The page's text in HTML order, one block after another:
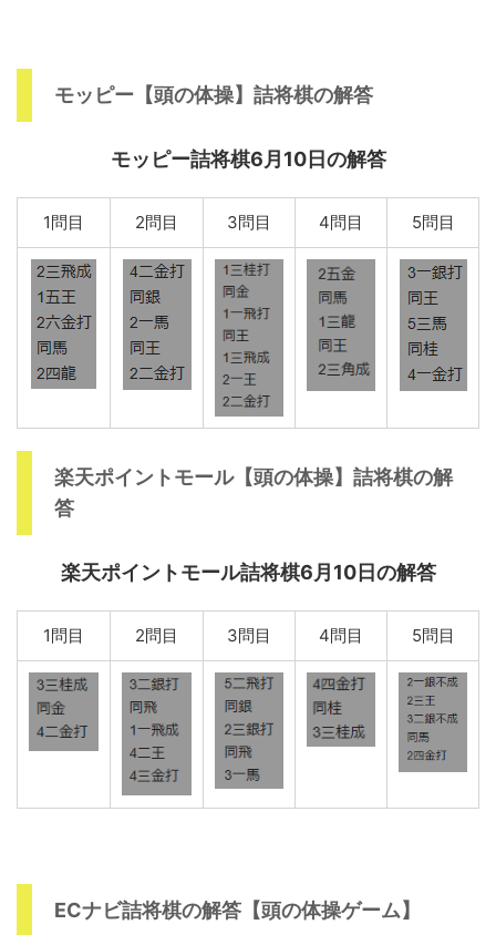
モッピー【頭の体操】詰将棋の解答
モッピー詰将棋6月10日の解答
1問目 2問目 3問目 4問目 5問目
楽天ポイントモール【頭の体操】詰将棋の解
答
楽天ポイントモール詰将棋6月10日の解答
1問目 2問目 3問目 4問目 5問目
ECナビ詰将棋の解答【頭の体操ゲーム】